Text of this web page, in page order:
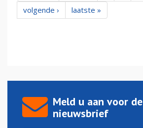
volgende ›
laatste »
Meld u aan voor de
nieuwsbrief